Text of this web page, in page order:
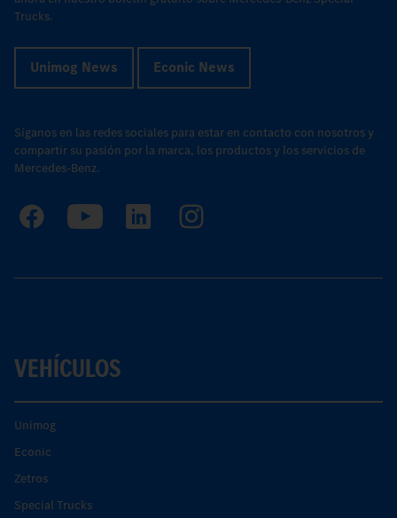
Trucks.
Unimog News Econic News
Síganos en las redes sociales para estar en contacto con nosotros y
compartir su pasión por la marca, los productos y los servicios de
Mercedes-Benz.
VEHÍCULOS
Unimog
Econic
Zetros
Special Trucks